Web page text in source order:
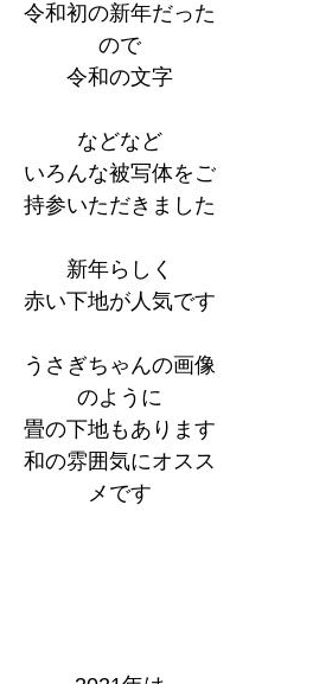
令和初の新年だった
ので
令和の文字
などなど
いろんな被写体をご
持参いただきました
新年らしく
赤い下地が人気です
うさぎちゃんの画像
のように
畳の下地もあります
和の雰囲気にオスス
メです